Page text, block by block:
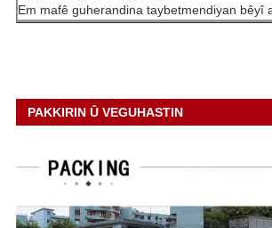
Em mafê guherandina taybetmendiyan bêyî
PAKKIRIN Û VEGUHASTIN